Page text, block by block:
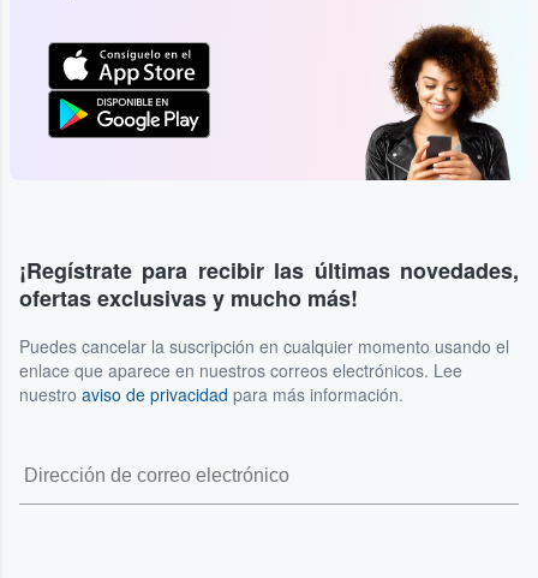
¡Regístrate para recibir las últimas novedades,
ofertas exclusivas y mucho más!
Puedes cancelar la suscripción en cualquier momento usando el
enlace que aparece en nuestros correos electrónicos. Lee
nuestro aviso de privacidad para más información.